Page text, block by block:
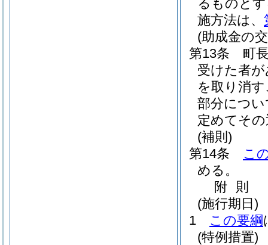
るものと
施方法は、
(助成金の
第13条
町
受けた者
を取り消
部分につ
定めてそ
(補則)
第14条
こ
める。
附 則
(施行期日)
1
この要綱
(特例措置)